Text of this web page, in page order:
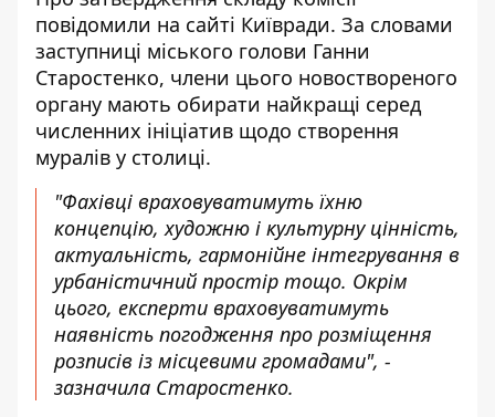
повідомили на сайті Київради. За словами
заступниці міського голови Ганни
Старостенко, члени цього новоствореного
органу мають обирати найкращі серед
численних ініціатив щодо створення
муралів у столиці.
"Фахівці враховуватимуть їхню
концепцію, художню і культурну цінність,
актуальність, гармонійне інтегрування в
урбаністичний простір тощо. Окрім
цього, експерти враховуватимуть
наявність погодження про розміщення
розписів із місцевими громадами", -
зазначила Старостенко.